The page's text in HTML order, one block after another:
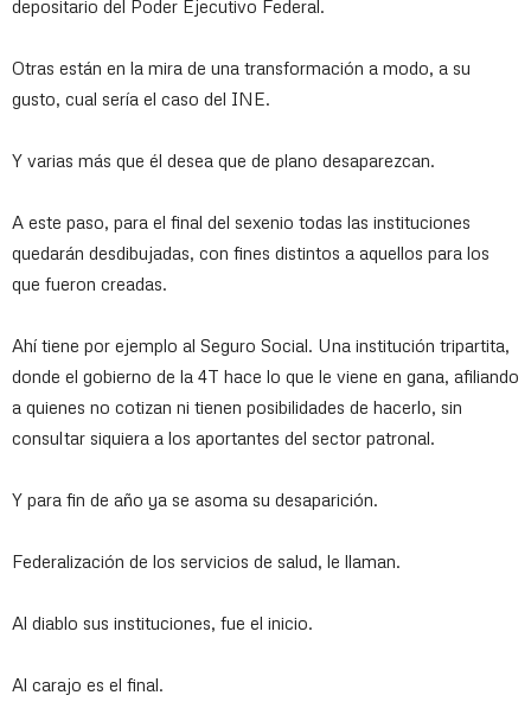
depositario del Poder Ejecutivo Federal.
Otras están en la mira de una transformación a modo, a su
gusto, cual sería el caso del INE.
Y varias más que él desea que de plano desaparezcan.
A este paso, para el final del sexenio todas las instituciones
quedarán desdibujadas, con fines distintos a aquellos para los
que fueron creadas.
Ahí tiene por ejemplo al Seguro Social. Una institución tripartita,
donde el gobierno de la 4T hace lo que le viene en gana, afiliando
a quienes no cotizan ni tienen posibilidades de hacerlo, sin
consultar siquiera a los aportantes del sector patronal.
Y para fin de año ya se asoma su desaparición.
Federalización de los servicios de salud, le llaman.
Al diablo sus instituciones, fue el inicio.
Al carajo es el final.